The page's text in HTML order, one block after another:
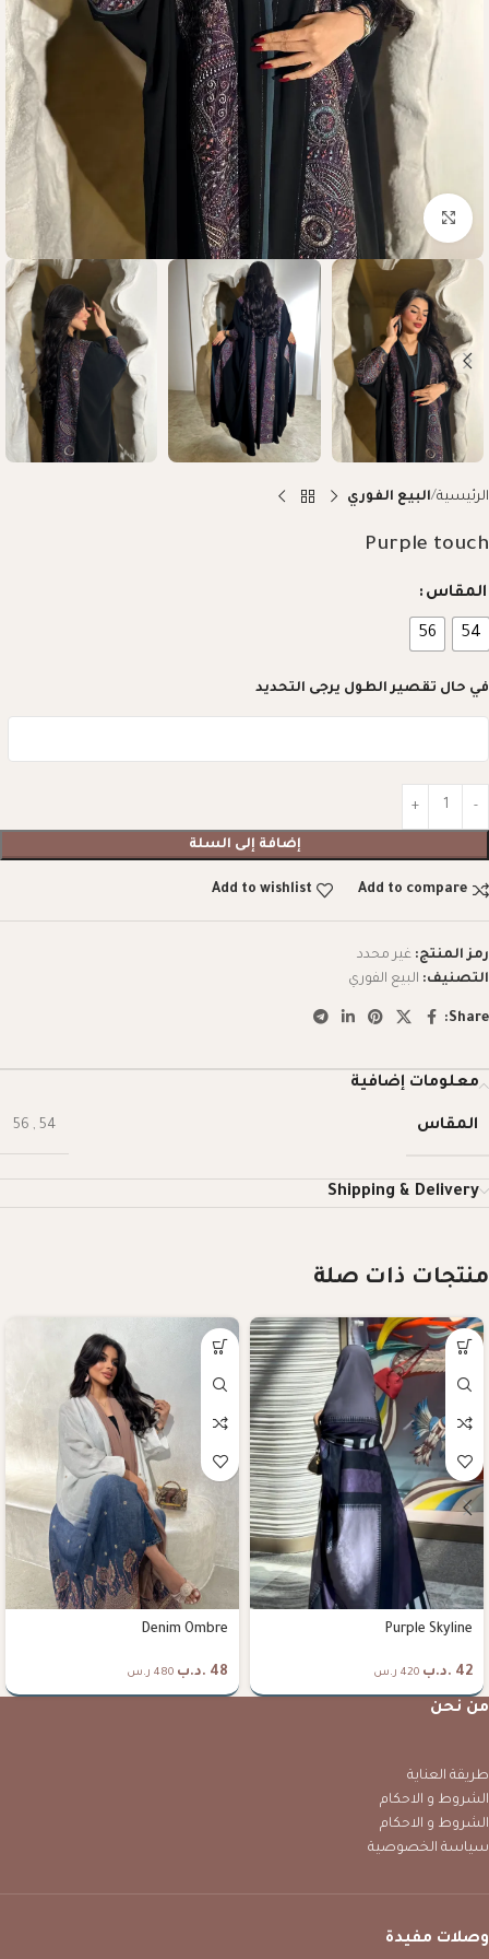
Click to enlarge
الرئيسية البيع الفوري
Purple touch
المقاس
54
56
في حال تقصير الطول يرجى التحديد
إضافة إلى السلة
Add to compare
Add to wishlist
رمز المنتج: غير محدد
التصنيف: البيع الفوري
Share:
معلومات إضافية
المقاس 54
,
56
Shipping & Delivery
منتجات ذات صلة
Purple Skyline
42 .د.ب 420 ر.س
Denim Ombre
48 .د.ب 480 ر.س
من نحن
طريقة العناية
الشروط و الاحكام
الشروط و الاحكام
سياسة الخصوصية
وصلات مفيدة